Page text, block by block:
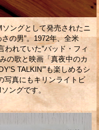
ングとして発売されたニ
の男”。1972年、全米
われていた”バッド・フィ
の歌と映画「真夜中のカ
TALKIN’”も楽しめるシ
写真にもキリンライトビ
ングです。